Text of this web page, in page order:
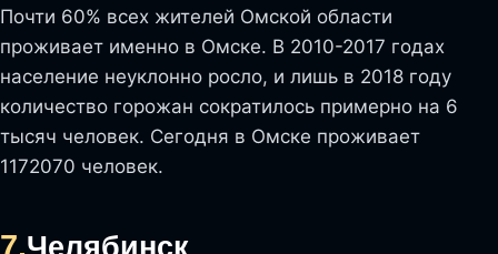
Почти 60% всех жителей Омской области
проживает именно в Омске. В 2010-2017 годах
население неуклонно росло, и лишь в 2018 году
количество горожан сократилось примерно на 6
тысяч человек. Сегодня в Омске проживает
1172070 человек.
7.Челябинск